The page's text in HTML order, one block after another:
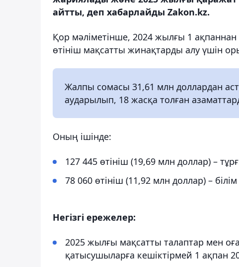
айтты, деп хабарлайды Zakon.kz.
Қор мәліметінше, 2024 жылғы 1
өтініш мақсатты жинақтарды алу үшін
Жалпы сомасы 31,61 млн доллардан
аударылып, 18 жасқа толған
Оның ішінде:
127 445 өтініш (19,69 млн доллар) –
78 060 өтініш (11,92 млн доллар) –
Негізгі ережелер:
2025 жылғы мақсатты талаптар мен
қатысушыларға кешіктірмей 1 ақпан